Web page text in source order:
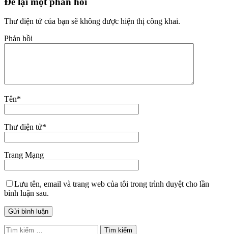
Thư điện tử của bạn sẽ không được hiện thị công khai.
Phản hồi
Tên*
Thư điện tử*
Trang Mạng
Lưu tên, email và trang web của tôi trong trình duyệt cho lần
bình luận sau.
Tìm